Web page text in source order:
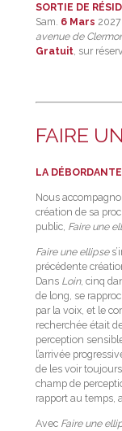
SORTIE DE
Sam. 6 Mars 2027
avenue de
Gratuit, sur
FAIRE
LA
Nous
création de sa
public, Faire une
Faire une ellipse
précédente
Dans Loin, cinq
de long, se
par la voix, et le
recherchée était
perception
l’arrivée
de les voir
champ de
rapport au temps,
Avec Faire une